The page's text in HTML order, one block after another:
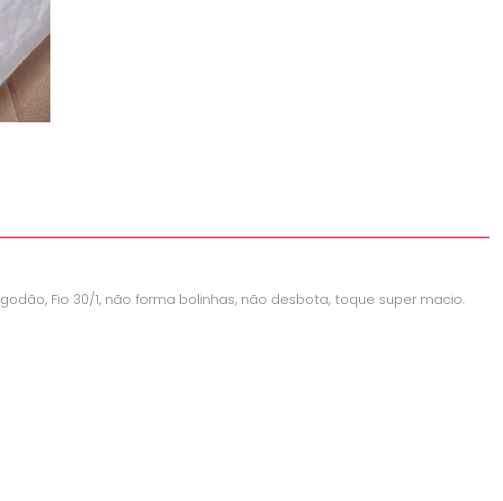
Fio 30/1, não forma bolinhas, não desbota, toque super macio.